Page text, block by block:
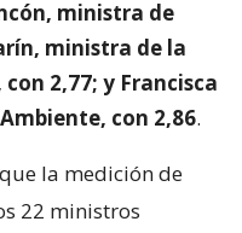
ministra de
ministra de la
2,77; y Francisca
con 2,86.
la medición de
22 ministros